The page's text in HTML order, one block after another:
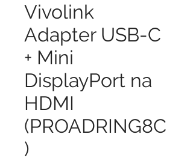
Vivolink
Adapter USB-C
+ Mini
DisplayPort na
HDMI
(PROADRING8C
)